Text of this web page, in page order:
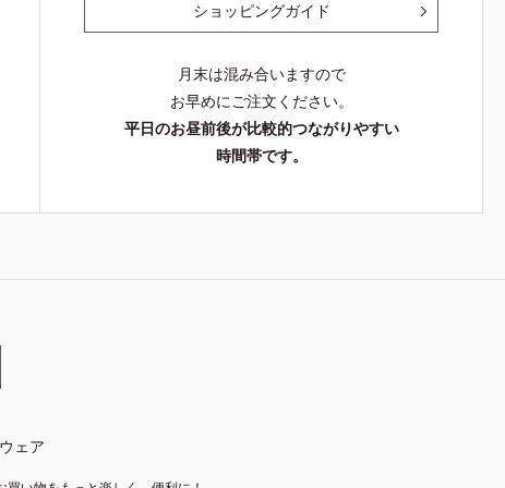
ショッピングガイド
月末は混み合いますので
お早めにご注文ください。
平日のお昼前後が比較的つながりやすい
時間帯です。
ェア